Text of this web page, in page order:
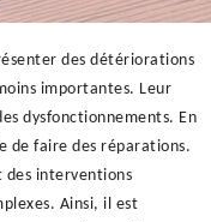
des détériorations
importantes. Leur
dysfonctionnements. En
de faire des réparations.
des interventions
Ainsi, il est